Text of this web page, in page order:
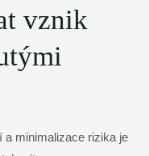
vznik
a minimalizace rizika je